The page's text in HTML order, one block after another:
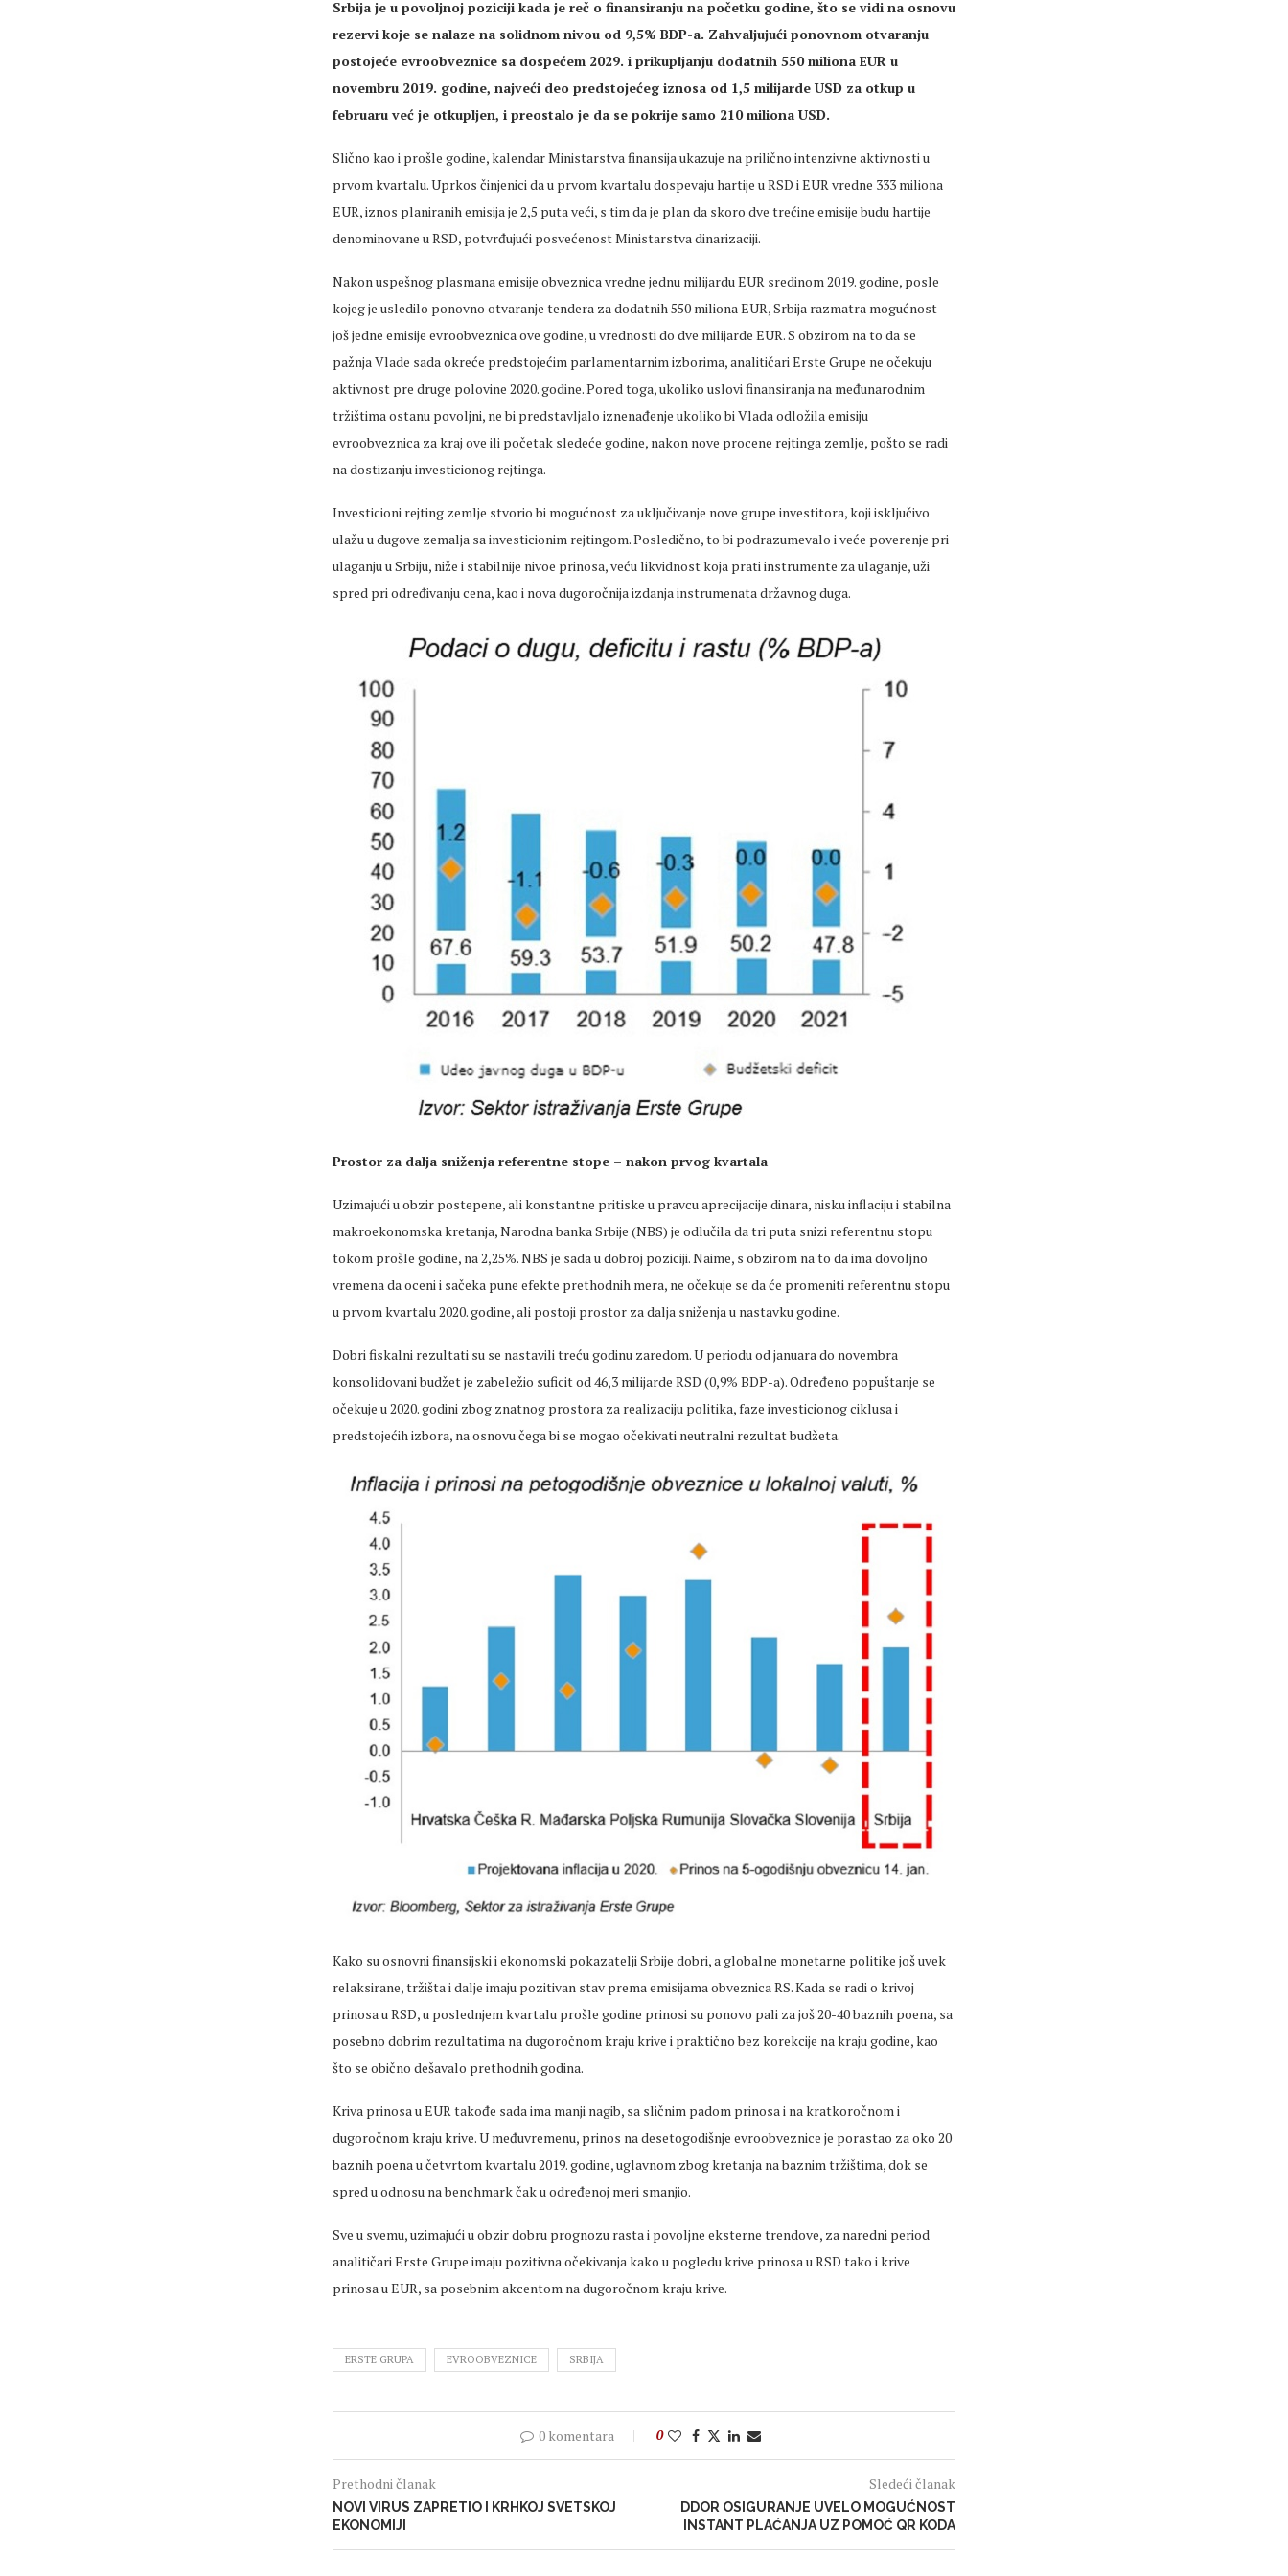
Srbija je u povoljnoj poziciji kada je reč o finansiranju na početku godine, što se vidi na osnovu
rezervi koje se nalaze na solidnom nivou od 9,5% BDP-a. Zahvaljujući ponovnom otvaranju
postojeće evroobveznice sa dospećem 2029. i prikupljanju dodatnih 550 miliona EUR u
novembru 2019. godine, najveći deo predstojećeg iznosa od 1,5 milijarde USD za otkup u
februaru već je otkupljen, i preostalo je da se pokrije samo 210 miliona USD.
Slično kao i prošle godine, kalendar Ministarstva finansija ukazuje na prilično intenzivne aktivnosti u
prvom kvartalu. Uprkos činjenici da u prvom kvartalu dospevaju hartije u RSD i EUR vredne 333 miliona
EUR, iznos planiranih emisija je 2,5 puta veći, s tim da je plan da skoro dve trećine emisije budu hartije
denominovane u RSD, potvrđujući posvećenost Ministarstva dinarizaciji.
Nakon uspešnog plasmana emisije obveznica vredne jednu milijardu EUR sredinom 2019. godine, posle
kojeg je usledilo ponovno otvaranje tendera za dodatnih 550 miliona EUR, Srbija razmatra mogućnost
još jedne emisije evroobveznica ove godine, u vrednosti do dve milijarde EUR. S obzirom na to da se
pažnja Vlade sada okreće predstojećim parlamentarnim izborima, analitičari Erste Grupe ne očekuju
aktivnost pre druge polovine 2020. godine. Pored toga, ukoliko uslovi finansiranja na međunarodnim
tržištima ostanu povoljni, ne bi predstavljalo iznenađenje ukoliko bi Vlada odložila emisiju
evroobveznica za kraj ove ili početak sledeće godine, nakon nove procene rejtinga zemlje, pošto se radi
na dostizanju investicionog rejtinga.
Investicioni rejting zemlje stvorio bi mogućnost za uključivanje nove grupe investitora, koji isključivo
ulažu u dugove zemalja sa investicionim rejtingom. Posledično, to bi podrazumevalo i veće poverenje pri
ulaganju u Srbiju, niže i stabilnije nivoe prinosa, veću likvidnost koja prati instrumente za ulaganje, uži
spred pri određivanju cena, kao i nova dugoročnija izdanja instrumenata državnog duga.
Prostor za dalja sniženja referentne stope – nakon prvog kvartala
Uzimajući u obzir postepene, ali konstantne pritiske u pravcu aprecijacije dinara, nisku inflaciju i stabilna
makroekonomska kretanja, Narodna banka Srbije (NBS) je odlučila da tri puta snizi referentnu stopu
tokom prošle godine, na 2,25%. NBS je sada u dobroj poziciji. Naime, s obzirom na to da ima dovoljno
vremena da oceni i sačeka pune efekte prethodnih mera, ne očekuje se da će promeniti referentnu stopu
u prvom kvartalu 2020. godine, ali postoji prostor za dalja sniženja u nastavku godine.
Dobri fiskalni rezultati su se nastavili treću godinu zaredom. U periodu od januara do novembra
konsolidovani budžet je zabeležio suficit od 46,3 milijarde RSD (0,9% BDP-a). Određeno popuštanje se
očekuje u 2020. godini zbog znatnog prostora za realizaciju politika, faze investicionog ciklusa i
predstojećih izbora, na osnovu čega bi se mogao očekivati neutralni rezultat budžeta.
Kako su osnovni finansijski i ekonomski pokazatelji Srbije dobri, a globalne monetarne politike još uvek
relaksirane, tržišta i dalje imaju pozitivan stav prema emisijama obveznica RS. Kada se radi o krivoj
prinosa u RSD, u poslednjem kvartalu prošle godine prinosi su ponovo pali za još 20-40 baznih poena, sa
posebno dobrim rezultatima na dugoročnom kraju krive i praktično bez korekcije na kraju godine, kao
što se obično dešavalo prethodnih godina.
Kriva prinosa u EUR takođe sada ima manji nagib, sa sličnim padom prinosa i na kratkoročnom i
dugoročnom kraju krive. U međuvremenu, prinos na desetogodišnje evroobveznice je porastao za oko 20
baznih poena u četvrtom kvartalu 2019. godine, uglavnom zbog kretanja na baznim tržištima, dok se
spred u odnosu na benchmark čak u određenoj meri smanjio.
Sve u svemu, uzimajući u obzir dobru prognozu rasta i povoljne eksterne trendove, za naredni period
analitičari Erste Grupe imaju pozitivna očekivanja kako u pogledu krive prinosa u RSD tako i krive
prinosa u EUR, sa posebnim akcentom na dugoročnom kraju krive.
ERSTE GRUPA EVROOBVEZNICE SRBIJA
0 komentara 0
Prethodni članak
NOVI VIRUS ZAPRETIO I KRHKOJ SVETSKOJ
EKONOMIJI
Sledeći članak
DDOR OSIGURANJE UVELO MOGUĆNOST
INSTANT PLAĆANJA UZ POMOĆ QR KODA